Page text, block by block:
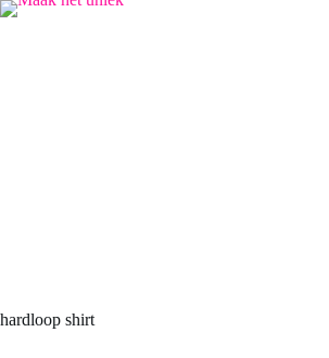
Ga
hardloop shirt